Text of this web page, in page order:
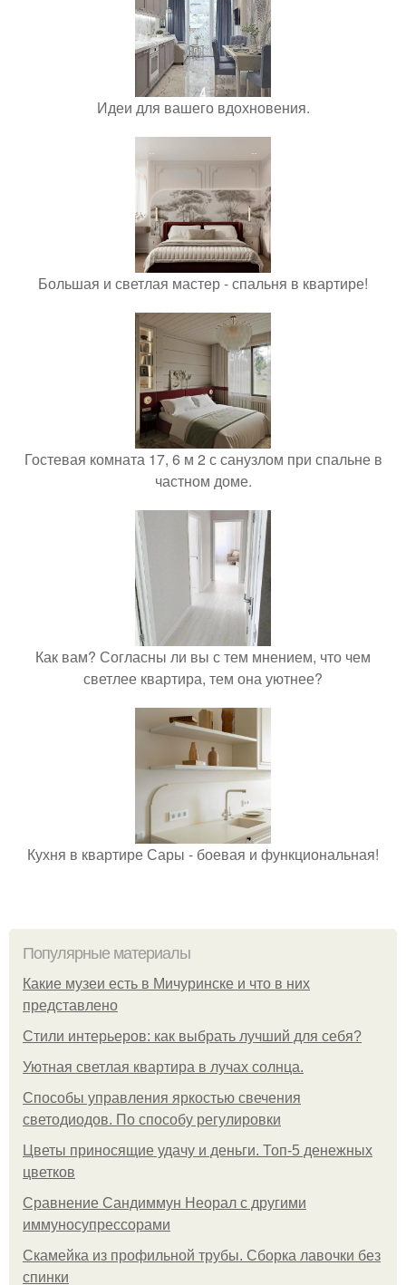
Идеи для вашего вдохновения.
Большая и светлая мастер - спальня в квартире!
Гостевая комната 17, 6 м 2 с санузлом при спальне в
частном доме.
Как вам? Согласны ли вы с тем мнением, что чем
светлее квартира, тем она уютнее?
Кухня в квартире Сары - боевая и функциональная!
Популярные материалы
Какие музеи есть в Мичуринске и что в них
представлено
Стили интерьеров: как выбрать лучший для себя?
Уютная светлая квартира в лучах солнца.
Способы управления яркостью свечения
светодиодов. По способу регулировки
Цветы приносящие удачу и деньги. Топ-5 денежных
цветков
Сравнение Сандиммун Неорал с другими
иммуносупрессорами
Скамейка из профильной трубы. Сборка лавочки без
спинки